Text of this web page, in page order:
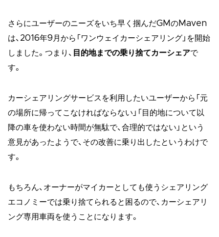
さらにユーザーのニーズをいち早く掴んだGMのMaven
は、2016年9月から「ワンウェイカーシェアリング」を開始
しました。つまり、 目的地までの乗り捨てカーシェアで
す。
カーシェアリングサービスを利用したいユーザーから「元
の場所に帰ってこなければならない」「目的地について以
降の車を使わない時間が無駄で、合理的ではない」という
意見があったようで、その改善に乗り出したというわけで
す。
もちろん、オーナーがマイカーとしても使うシェアリング
エコノミーでは乗り捨てられると困るので、カーシェアリ
ング専用車両を使うことになります。